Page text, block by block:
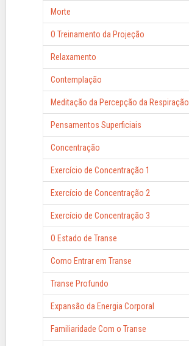
Morte
O Treinamento da Projeção
Relaxamento
Contemplação
Meditação da Percepção da Respiração
Pensamentos Superficiais
Concentração
Exercício de Concentração 1
Exercício de Concentração 2
Exercício de Concentração 3
O Estado de Transe
Como Entrar em Transe
Transe Profundo
Expansão da Energia Corporal
Familiaridade Com o Transe